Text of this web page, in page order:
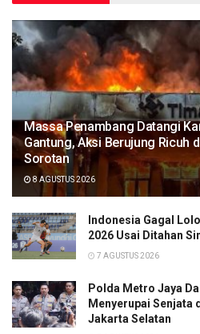
Massa Penambang Datangi
Gantung, Aksi Berujung Ricuh
Sorotan
8 AGUSTUS 2026
Indonesia Gagal
2026 Usai Ditahan
7 AGUSTUS 2026
Polda Metro Jaya
Menyerupai Senjata
Jakarta Selatan